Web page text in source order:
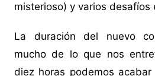
misterioso) y varios desafíos
La duración del nuevo
mucho de lo que nos
diez horas podemos